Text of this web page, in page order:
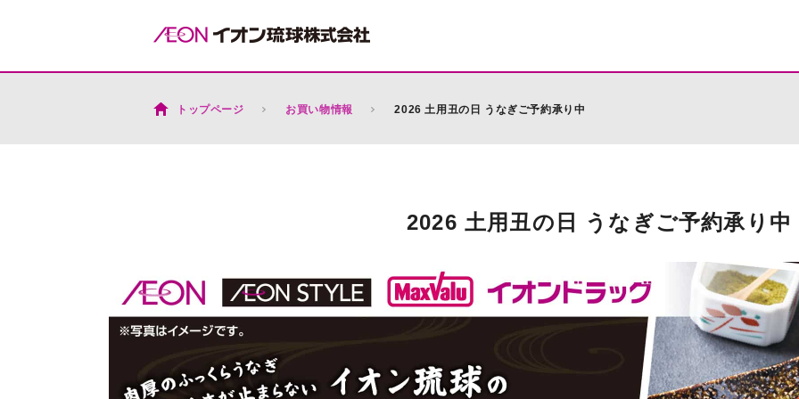
トップページ お買い物情報 2026 土用丑の日 うなぎご予約承り中
2026 土用丑の日 うなぎご予約承り中